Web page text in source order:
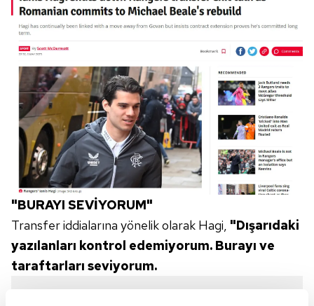
"BURAYI SEVİYORUM"
Transfer iddialarına yönelik olarak Hagi, "Dışarıdaki
yazılanları kontrol edemiyorum. Burayı ve
taraftarları seviyorum.